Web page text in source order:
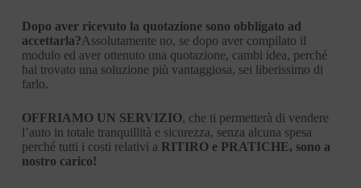
Dopo aver ricevuto la quotazione sono obbligato ad
accettarla?Assolutamente no, se dopo aver compilato il
modulo ed aver ottenuto una quotazione, cambi idea, perché
hai trovato una soluzione più vantaggiosa, sei liberissimo di
farlo.
OFFRIAMO UN SERVIZIO, che ti permetterà di vendere
l’auto in totale tranquillità e sicurezza, senza alcuna spesa
perché tutti i costi relativi a RITIRO e PRATICHE, sono a
nostro carico!